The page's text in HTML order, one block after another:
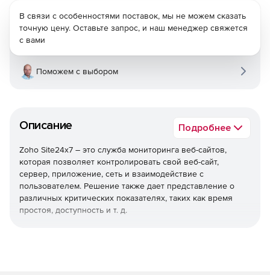
Описание Подробнее
Zoho Site24x7 – это служба мониторинга веб-сайтов,
которая позволяет контролировать свой веб-сайт,
сервер, приложение, сеть и взаимодействие с
пользователем. Решение также дает представление о
различных критических показателях, таких как время
простоя, доступность и т. д.
В связи с особенностями поставок, мы не можем сказать
точную цену. Оставьте запрос, и наш менеджер свяжется
с вами
Поможем с выбором